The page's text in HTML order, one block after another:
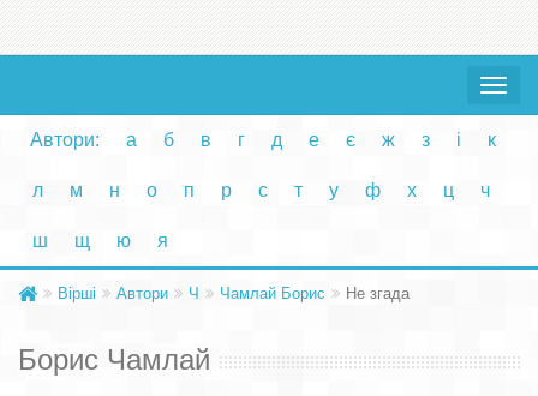
Toggle
Автори: а б в г д е є ж з і к
л м н о п р с т у ф х ц ч
ш щ ю я
Вірші Автори Ч Чамлай Борис Не згада
Борис Чамлай